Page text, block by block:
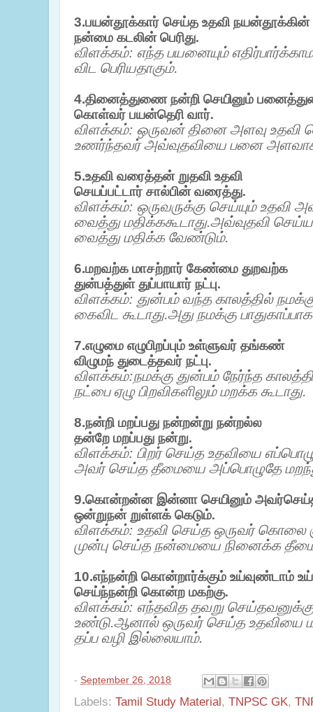
3.பயன்தூக்கார் செய்த உதவி நயன்தூக்கின்
நன்மை கடலின் பெரிது.
விளக்கம்: எந்த பயனையும்
விட பெரியதாகும்.
4.தினைத்துணை நன்றி செயினும்
கொள்வர் பயன்தெரி வார்.
விளக்கம்: ஒருவன் தினை அளவு உதவி
உணர்ந்தவர் அவ்வுதவியை பனை அளவாக
5.உதவி வரைத்தன் றுதவி உதவி
செயப்பட்டார் சால்பின் வரைத்து.
விளக்கம்: ஒருவருக்கு செய்யும் உதவி
வைத்து மதிக்ககூடாது.அவ்வுதவி
வைத்து மதிக்க வேண்டும்.
6.மறவற்க மாசற்றார் கேண்மை துறவற்க
துன்பத்துள்துப்பாயார் நட்பு.
விளக்கம்: துன்பம் வந்த காலத்தில்
கைவிட கூடாது.அது நமக்கு
7.எழுமை எழுபிறப்பும் உள்ளுவர் தங்கண்
விழுமந் துடைத்தவர் நட்பு.
விளக்கம்:நமக்கு துன்பம் நேர்ந்த
நட்பை ஏழு பிறவிகளிலும் மறக்க கூடாது.
8.நன்றி மறப்பது நன்றன்று நன்றல்ல
தன்றே மறப்பது நன்று.
விளக்கம்: பிறர் செய்த உதவியை
அவர் செய்த தீமையை அப்பொழுதே
9.கொன்றன்ன இன்னா செயினும்
ஒன்றுநன் றுள்ளக் கெடும்.
விளக்கம்: உதவி செய்த ஒருவர் கொலை
முன்பு செய்த நன்மையை நினைக்க தீமை
10.எந்நன்றி கொன்றார்க்கும் உய்வுண்டாம்
செய்ந்நன்றி கொன்ற மகற்கு.
விளக்கம்: எந்தவித தவறு
உண்டு.ஆனால் ஒருவர் செய்த உதவியை
தப்ப வழி இல்லையாம்.
- September 26, 2018
Labels: Tamil Study Material, TNPSC GK,